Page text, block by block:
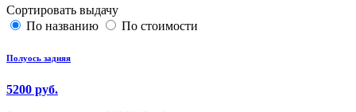
Сортировать выдачу
По названию
По стоимости
Полуось задняя
5200 руб.